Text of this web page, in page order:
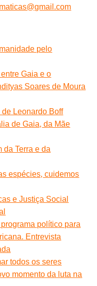
pelo
Gaia e o
Soares de Moura
de Leonardo Boff
de Gaia, da Mãe
da Terra e da
espécies, cuidemos
e Justiça Social
político para
Entrevista
todos os seres
momento da luta na